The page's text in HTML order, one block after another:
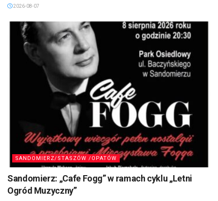
2026-08-07
SANDOMIERZ/STASZÓW /OPATÓW
Sandomierz: „Cafe Fogg” w ramach cyklu „Letni
Ogród Muzyczny”